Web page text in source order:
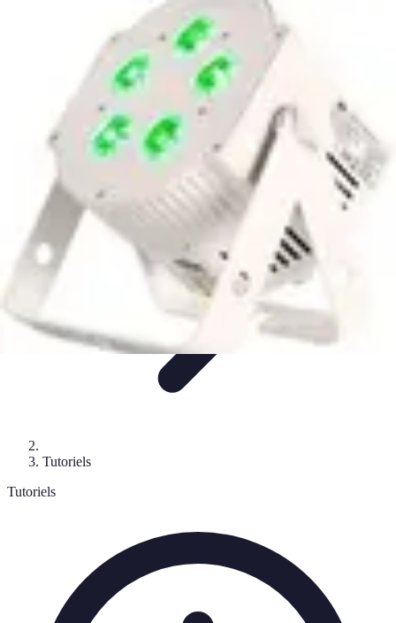
Qualité de Code Développement MobileLangages de
Tendances
Tutoriel Programmation
Tutoriels
Tutoriels